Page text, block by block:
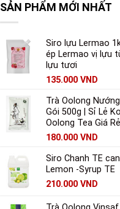
SẢN PHẨM MỚI NHẤT
Siro lựu Lermao
ép Lermao vị lựu
lựu tươi
135.000 VND
Trà Oolong
Gói 500g | Sỉ Lẻ
Oolong Tea Giá Rẻ
180.000 VND
Siro Chanh TE can
Lemon -Syrup TE
210.000 VND